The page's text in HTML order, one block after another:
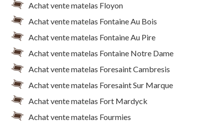
Achat vente matelas Floyon
Achat vente matelas Fontaine Au Bois
Achat vente matelas Fontaine Au Pire
Achat vente matelas Fontaine Notre Dame
Achat vente matelas Foresaint Cambresis
Achat vente matelas Foresaint Sur Marque
Achat vente matelas Fort Mardyck
Achat vente matelas Fourmies